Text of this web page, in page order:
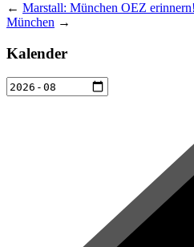
← Marstall: München OEZ erinnern!
München →
Kalender